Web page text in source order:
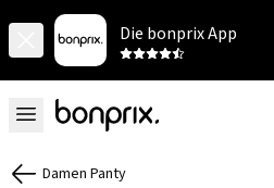
Die bonprix App
Damen Panty